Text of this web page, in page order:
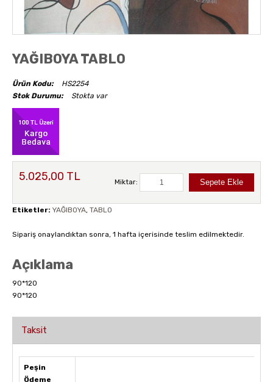
YAĞIBOYA TABLO
Ürün Kodu:
HS2254
Stok Durumu:
Stokta var
5.025,00 TL Miktar:
Etiketler: YAĞIBOYA, TABLO
Sipariş onaylandıktan sonra, 1 hafta içerisinde teslim edilmektedir.
Açıklama
90*120
90*120
Taksit
Peşin
Ödeme